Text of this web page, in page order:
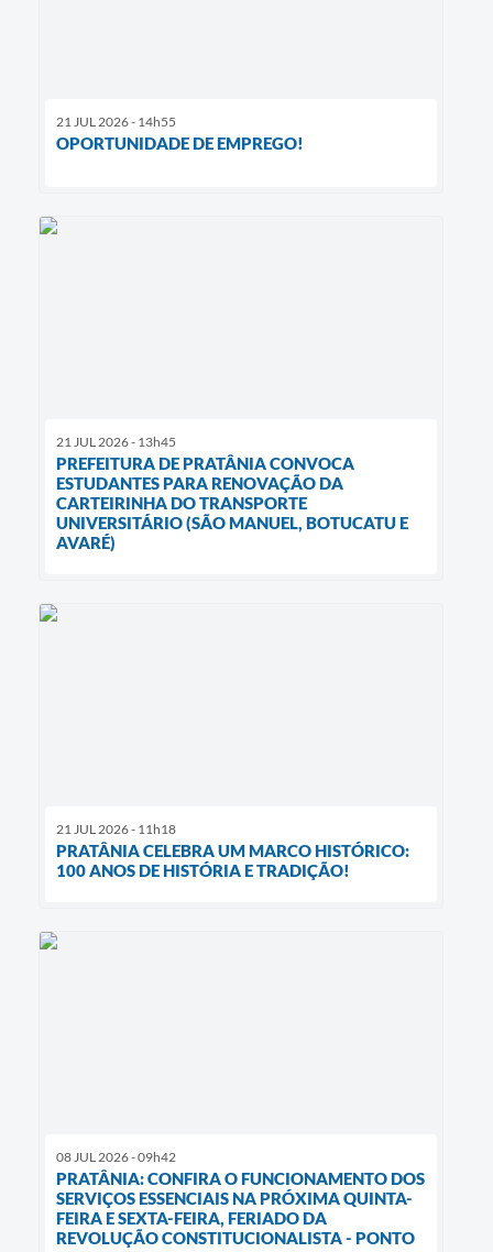
21 JUL 2026 - 14h55
OPORTUNIDADE DE EMPREGO!
21 JUL 2026 - 13h45
PREFEITURA DE PRATÂNIA CONVOCA
ESTUDANTES PARA RENOVAÇÃO DA
CARTEIRINHA DO TRANSPORTE
UNIVERSITÁRIO (SÃO MANUEL, BOTUCATU E
AVARÉ)
21 JUL 2026 - 11h18
PRATÂNIA CELEBRA UM MARCO HISTÓRICO:
100 ANOS DE HISTÓRIA E TRADIÇÃO!
08 JUL 2026 - 09h42
PRATÂNIA: CONFIRA O FUNCIONAMENTO DOS
SERVIÇOS ESSENCIAIS NA PRÓXIMA QUINTA-
FEIRA E SEXTA-FEIRA, FERIADO DA
REVOLUÇÃO CONSTITUCIONALISTA - PONTO